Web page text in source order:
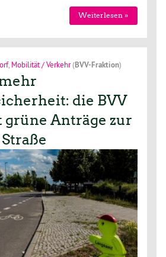
Weiterlesen »
, Mobilität / Verkehr(BVV-Fraktion)
die BVV
Anträge zur